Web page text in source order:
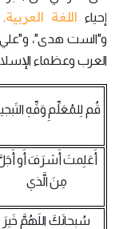
إحياء اللغة العربية
و"الست هدى"، و"علي
العرب وعظماء
قُم لِلمُعَلِّمِ وَفِّهِ
أَعَلِمتَ أَشرَفَ أَو
مِنَ الَّذي
سُبحانَكَ اللَهُمَّ خَيرَ